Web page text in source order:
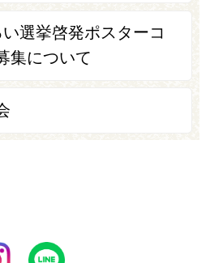
選挙啓発ポスターコ
集について